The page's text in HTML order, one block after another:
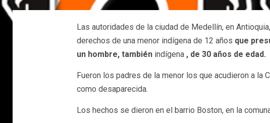
Las autoridades de la ciudad de Medellín, en
derechos de una menor indígena de 12 años que
un hombre, también indígena , de 30 años de edad.
Fueron los padres de la menor los que acudieron a la
como desaparecida.
Los hechos se dieron en el barrio Boston, en la